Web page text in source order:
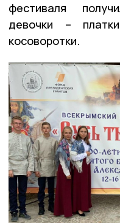
фестиваля
девочки –
косоворотки.